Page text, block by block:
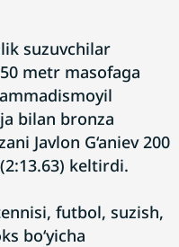
suzuvchilar
metr masofaga
bilan bronza
Javlon G‘aniev 200
keltirdi.
futbol, suzish,
bo‘yicha